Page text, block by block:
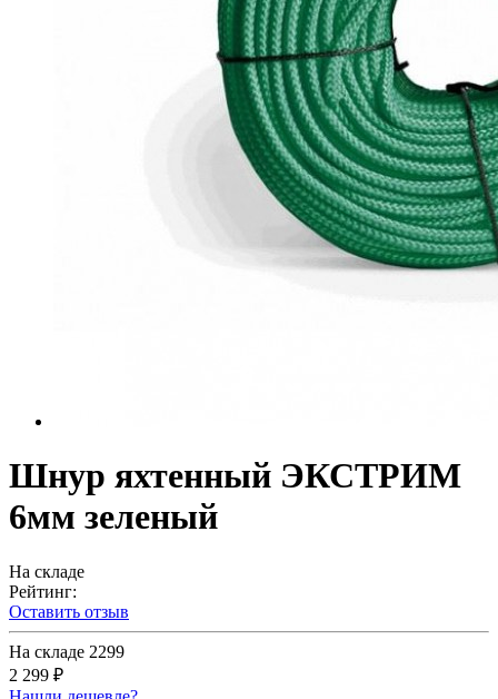
Шнур яхтенный ЭКСТРИМ
6мм зеленый
На складе
Рейтинг:
Оставить отзыв
На складе 2299
2 299 ₽